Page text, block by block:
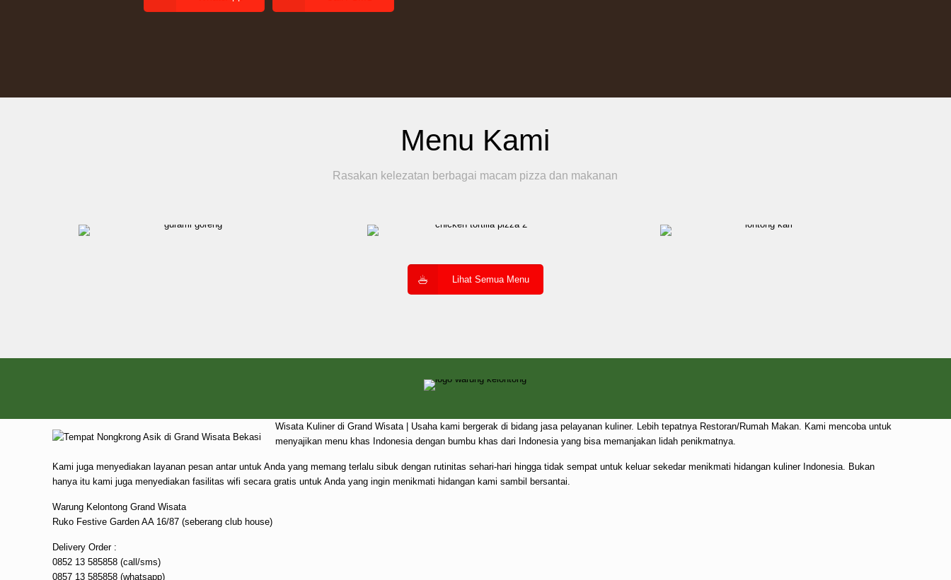
Menu Kami
Rasakan kelezatan berbagai macam pizza dan makanan
Lihat Semua Menu
Wisata Kuliner di Grand Wisata | Usaha kami bergerak di bidang jasa pelayanan kuliner. Lebih tepatnya Restoran/Rumah Makan. Kami mencoba untuk
menyajikan menu khas Indonesia dengan bumbu khas dari Indonesia yang bisa memanjakan lidah penikmatnya.
Kami juga menyediakan layanan pesan antar untuk Anda yang memang terlalu sibuk dengan rutinitas sehari-hari hingga tidak sempat untuk keluar sekedar menikmati hidangan kuliner Indonesia. Bukan
hanya itu kami juga menyediakan fasilitas wifi secara gratis untuk Anda yang ingin menikmati hidangan kami sambil bersantai.
Warung Kelontong Grand Wisata
Ruko Festive Garden AA 16/87 (seberang club house)
Delivery Order :
0852 13 585858 (call/sms)
0857 13 585858 (whatsapp)